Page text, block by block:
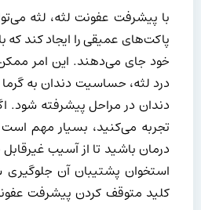
با پیشرفت عفونت لثه، لثه
پاکت‌های عمیقی را ایجاد کند که
خود جای می‌دهند. این امر
درد لثه، حساسیت دندان به
دندان در مراحل پیشرفته شود.
تجربه می‌کنید، بسیار مهم
درمان باشید تا از آسیب
استخوان پشتیبان آن
کلید متوقف کردن پیشرفت